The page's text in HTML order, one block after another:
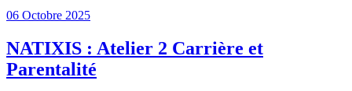
06 Octobre 2025
NATIXIS : Atelier 2 Carrière et
Parentalité